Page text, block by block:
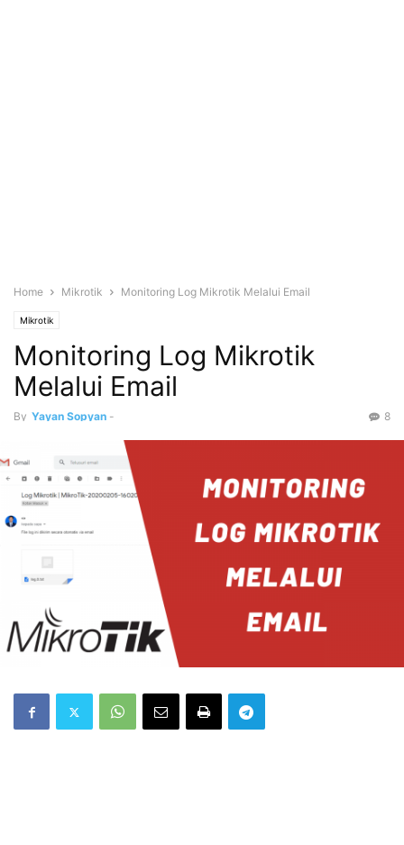
Home Mikrotik Monitoring Log Mikrotik Melalui Email
Mikrotik
Monitoring Log Mikrotik
Melalui Email
By Yayan Sopyan - 8